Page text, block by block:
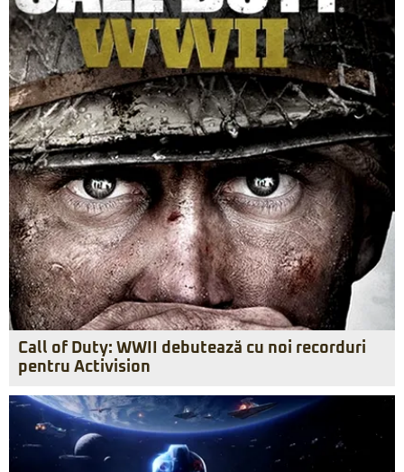
Call of Duty: WWII debutează cu noi recorduri
pentru Activision